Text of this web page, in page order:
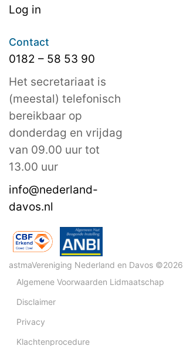
Log in
Contact
0182 – 58 53 90
Het secretariaat is
(meestal) telefonisch
bereikbaar op
donderdag en vrijdag
van 09.00 uur tot
13.00 uur
info@nederland-
davos.nl
astmaVereniging Nederland en Davos ©2026
Algemene Voorwaarden Lidmaatschap
Disclaimer
Privacy
Klachtenprocedure